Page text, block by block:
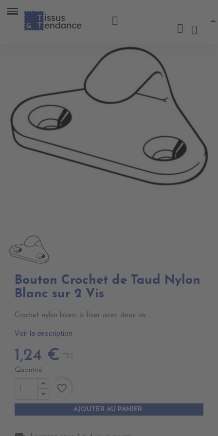
Bouton Crochet de Taud Nylon
Blanc sur 2 Vis
Crochet nylon blanc à fixer avec deux vis.
Voir la description
1,24 € TTC
Quantité
AJOUTER AU PANIER
favorite_border